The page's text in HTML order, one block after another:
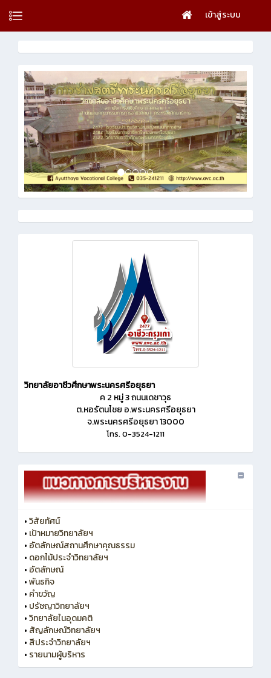
เข้าสู่ระบบ
วิทยาลัยอาชีวศึกษาพระนครศรีอยุธยา
ค 2 หมู่ 3 ถนนเดชาวุธ
ต.หอรัตนไชย อ.พระนครศรีอยุธยา
จ.พระนครศรีอยุธยา 13000
โทร. 0-3524-1211
•วิสัยทัศน์
• เป้าหมายวิทยาลัยฯ
• อัตลักษณ์สถานศึกษาคุณธรรม
• ดอกไม้ประจำวิทยาลัยฯ
• อัตลักษณ์
•พันธกิจ
• คำขวัญ
• ปรัชญาวิทยาลัยฯ
•วิทยาลัยในอุดมคติ
• สัญลักษณ์วิทยาลัยฯ
• สีประจำวิทยาลัยฯ
• รายนามผู้บริหาร